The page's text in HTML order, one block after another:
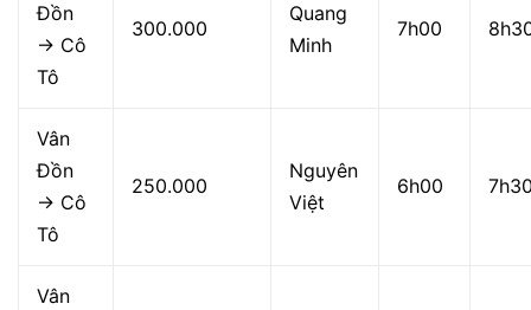
Đồn
→ Cô
Tô
300.000
Quang
Minh
7h00
Vân
Đồn
→ Cô
Tô
250.000
Nguyên
Việt
6h00
Vân